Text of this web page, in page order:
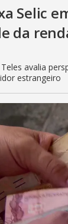
Selic
da
avalia
estrangeiro